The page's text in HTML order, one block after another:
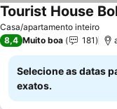
Casa/apartamento inteiro
Tourist House
8,4 Muito boa 181
Selecione as datas
exatos.